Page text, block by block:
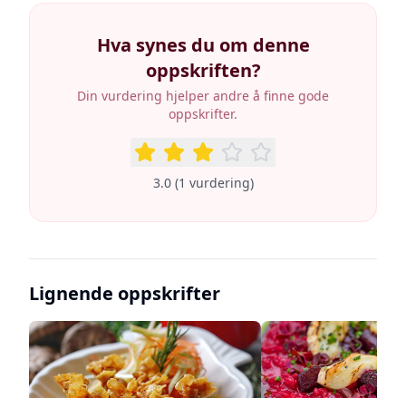
Hva synes du om denne
oppskriften?
Din vurdering hjelper andre å finne gode
oppskrifter.
3.0(1 vurdering)
Lignende oppskrifter